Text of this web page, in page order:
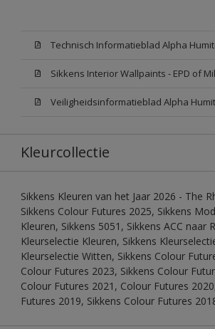
Technisch Informatieblad Alpha
Kleurcollectie
Sikkens Kleuren van het Jaar 2026 - The
Sikkens Colour Futures 2025, Sikkens
Kleuren, Sikkens 5051, Sikkens ACC naar
Kleurselectie Kleuren, Sikkens
Kleurselectie Witten, Sikkens Colour
Colour Futures 2023, Sikkens Colour
Colour Futures 2021, Colour Futures
Futures 2019, Sikkens Colour Futures